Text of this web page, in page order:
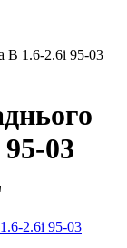
B 1.6-2.6i 95-03
03